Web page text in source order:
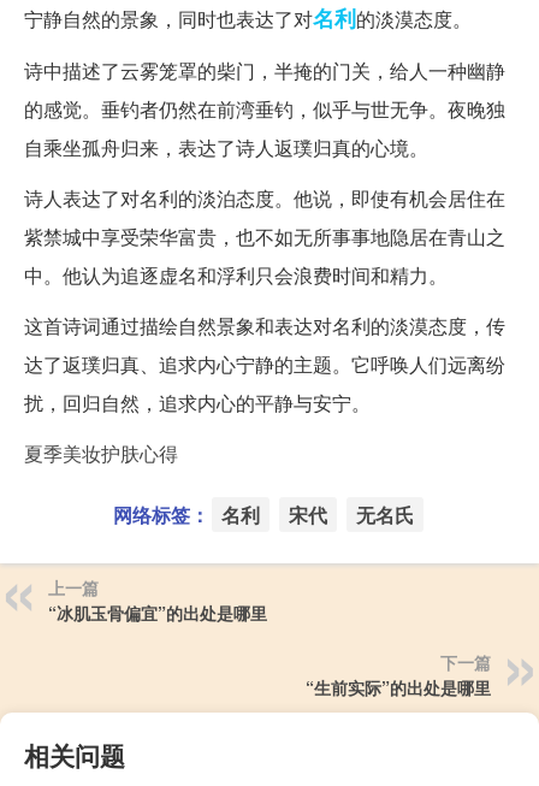
宁静自然的景象，同时也表达了对名利的淡漠态度。
诗中描述了云雾笼罩的柴门，半掩的门关，给人一种幽静
的感觉。垂钓者仍然在前湾垂钓，似乎与世无争。夜晚独
自乘坐孤舟归来，表达了诗人返璞归真的心境。
诗人表达了对名利的淡泊态度。他说，即使有机会居住在
紫禁城中享受荣华富贵，也不如无所事事地隐居在青山之
中。他认为追逐虚名和浮利只会浪费时间和精力。
这首诗词通过描绘自然景象和表达对名利的淡漠态度，传
达了返璞归真、追求内心宁静的主题。它呼唤人们远离纷
扰，回归自然，追求内心的平静与安宁。
夏季美妆护肤心得
网络标签： 名利 宋代 无名氏
上一篇
“冰肌玉骨偏宜”的出处是哪里
下一篇
“生前实际”的出处是哪里
相关问题